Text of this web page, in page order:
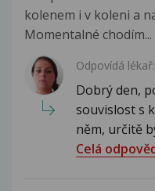
kolenem i v koleni a
Momentalné chodím...
Odpovídá lékař:
Dobrý den,
souvislost s
něm, určitě
Celá